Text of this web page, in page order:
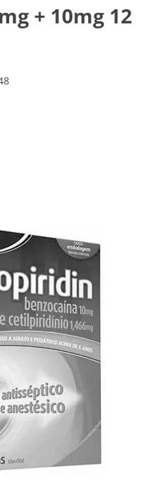
+ 10mg 12